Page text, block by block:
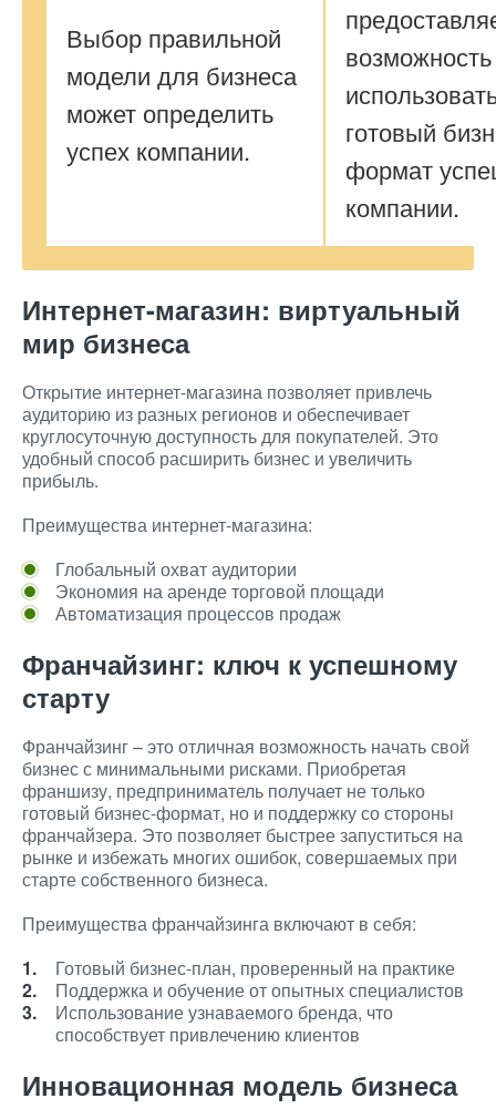
Выбор правильной
модели для бизнеса
может определить
успех компании.
возможность
готовый
формат
компании.
Интернет-магазин: виртуальный
мир бизнеса
Открытие интернет-магазина позволяет привлечь
аудиторию из разных регионов и обеспечивает
круглосуточную доступность для покупателей. Это
удобный способ расширить бизнес и увеличить
прибыль.
Преимущества интернет-магазина:
Глобальный охват аудитории
Экономия на аренде торговой площади
Автоматизация процессов продаж
Франчайзинг: ключ к успешному
старту
Франчайзинг – это отличная возможность начать свой
бизнес с минимальными рисками. Приобретая
франшизу, предприниматель получает не только
готовый бизнес-формат, но и поддержку со стороны
франчайзера. Это позволяет быстрее запуститься на
рынке и избежать многих ошибок, совершаемых при
старте собственного бизнеса.
Преимущества франчайзинга включают в себя:
Готовый бизнес-план, проверенный на практике
Поддержка и обучение от опытных специалистов
Использование узнаваемого бренда, что
способствует привлечению клиентов
Инновационная модель бизнеса